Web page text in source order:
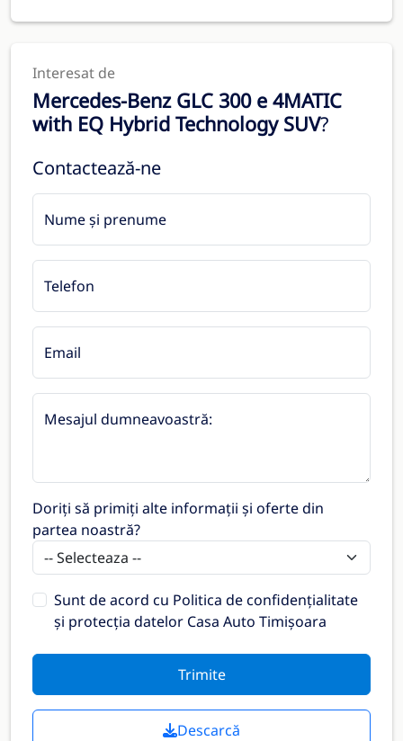
Interesat de
Mercedes-Benz GLC 300 e 4MATIC
with EQ Hybrid Technology SUV?
Contactează-ne
Nume și prenume
Telefon
Email
Mesajul dumneavoastră:
Doriți să primiți alte informații și oferte din
partea noastră?
Sunt de acord cu Politica de confidențialitate
și protecția datelor Casa Auto Timișoara
Trimite
Descarcă